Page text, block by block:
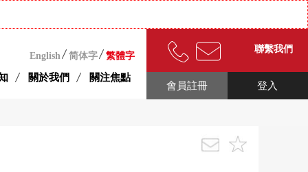
English 简体字 繁體字
關於我們 關注焦點
聯繫我們
登入
會員註冊